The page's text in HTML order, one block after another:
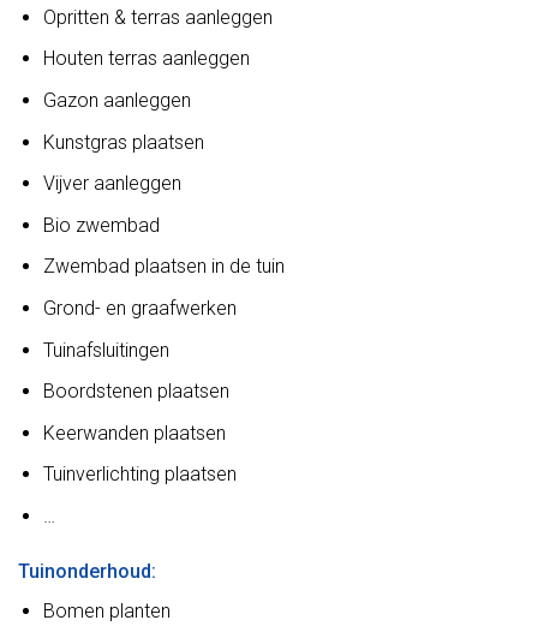
Opritten & terras aanleggen
Houten terras aanleggen
Gazon aanleggen
Kunstgras plaatsen
Vijver aanleggen
Bio zwembad
Zwembad plaatsen in de tuin
Grond- en graafwerken
Tuinafsluitingen
Boordstenen plaatsen
Keerwanden plaatsen
Tuinverlichting plaatsen
…
Tuinonderhoud:
Bomen planten